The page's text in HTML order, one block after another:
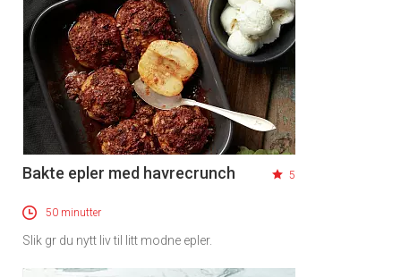
Bakte epler med havrecrunch 5
50 minutter
Slik gr du nytt liv til litt modne epler.